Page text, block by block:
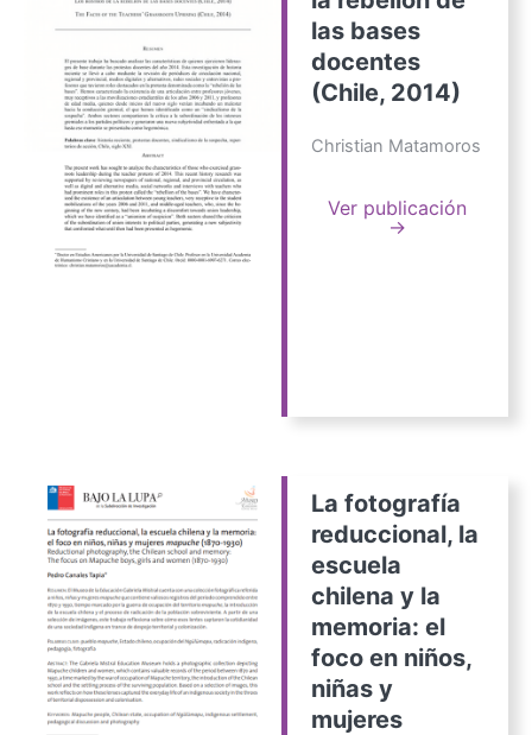
las bases
docentes
(Chile, 2014)
Christian Matamoros
Ver publicación
→
La fotografía
reduccional, la
escuela
chilena y la
memoria: el
foco en niños,
niñas y
mujeres